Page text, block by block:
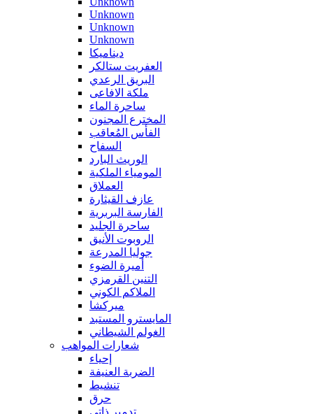
Unknown
Unknown
Unknown
ديناميكا
العفريت ستالكر
البريق الرعدي
ملكة الافاعى
ساحرة الماء
المخترع المجنون
الفأس المُعاقب
السفاح
الوريث البارد
المومياء الملكية
العملاق
عازف القيثارة
الفارسة البربرية
ساحرة الجليد
الروبوت الأنيق
جوليا المدرعة
أميرة الضوء
التنين القرمزي
الملاكم الكوني
ميركشا
المايسترو المستبد
الغولم الشيطاني
شعارات المواهب
إحياء
الضربة العنيفة
تنشيط
حرق